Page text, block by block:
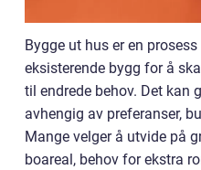
Bygge ut hus er en
eksisterende bygg for å
til endrede behov. Det kan
avhengig av preferanser,
Mange velger å utvide på
boareal, behov for ekstra